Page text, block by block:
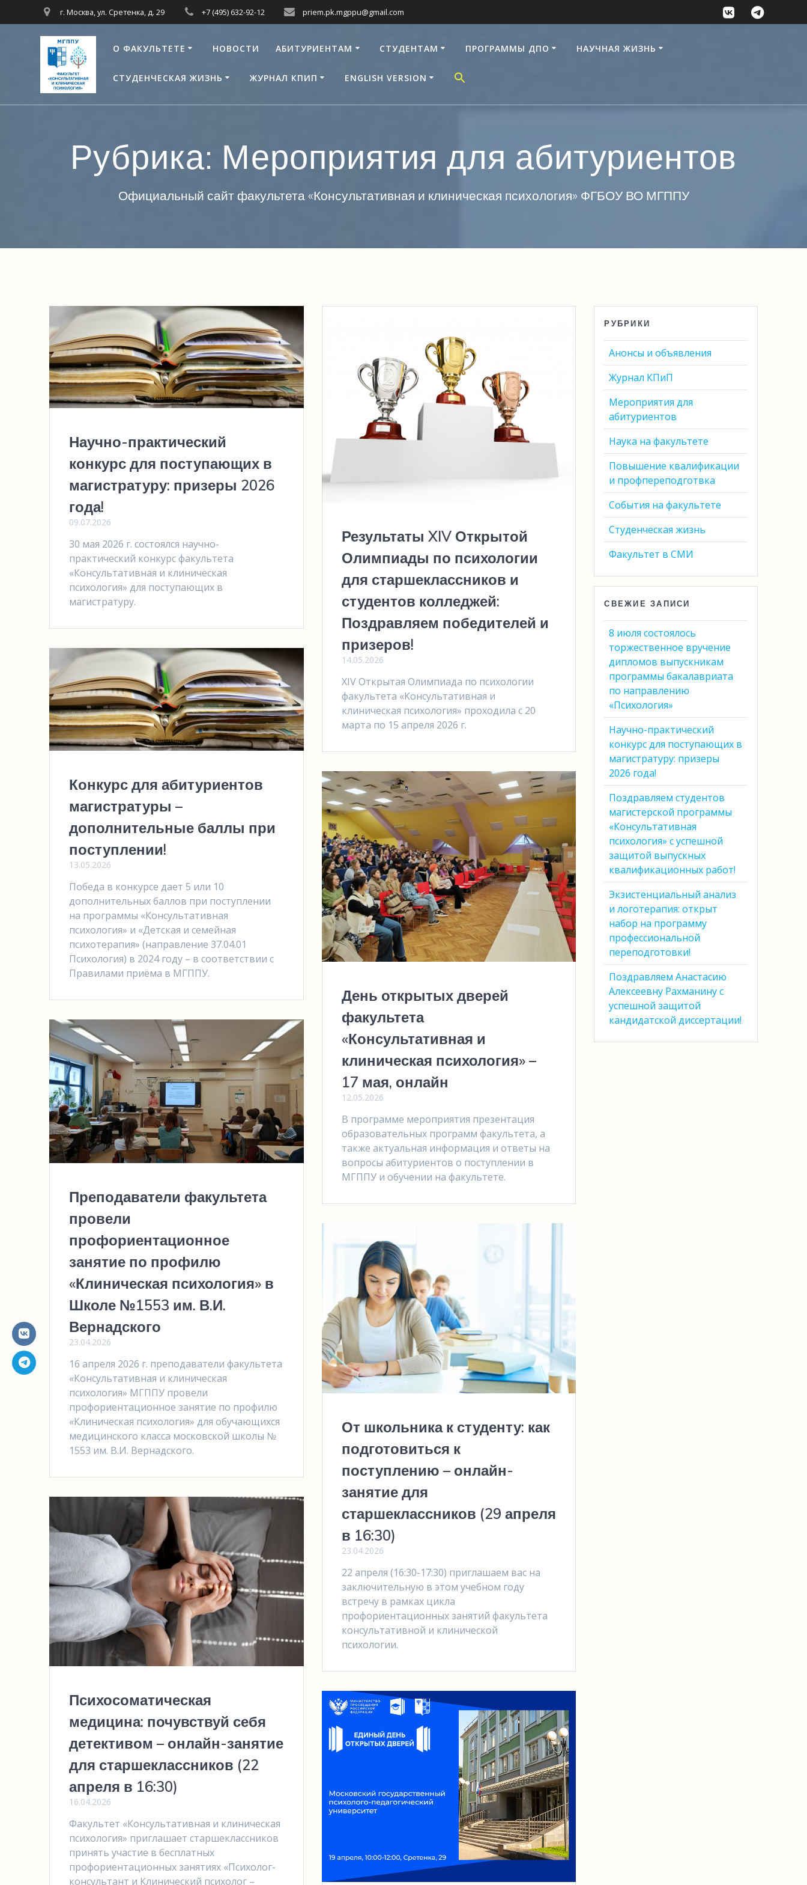
к
контенту
г. Москва, ул. Сретенка, д. 29 +7 (495) 632-92-12 priem.pk.mgppu@gmail.com
О ФАКУЛЬТЕТЕ НОВОСТИ АБИТУРИЕНТАМ СТУДЕНТАМ ПРОГРАММЫ ДПО НАУЧНАЯ ЖИЗНЬ
СТУДЕНЧЕСКАЯ ЖИЗНЬ ЖУРНАЛ КПИП ENGLISH VERSION
Рубрика: Мероприятия для абитуриентов
Официальный сайт факультета «Консультативная и клиническая психология» ФГБОУ ВО МГППУ
Научно-практический
конкурс для поступающих в
магистратуру: призеры 2026
года!
09.07.2026
30 мая 2026 г. состоялся научно-
практический конкурс факультета
«Консультативная и клиническая
психология» для поступающих в
магистратуру.
Результаты XIV Открытой
Олимпиады по психологии
для старшеклассников и
студентов колледжей:
Поздравляем победителей и
призеров!
14.05.2026
XIV Открытая Олимпиада по психологии
факультета «Консультативная и
клиническая психология» проходила с 20
марта по 15 апреля 2026 г.
Конкурс для абитуриентов
магистратуры –
дополнительные баллы при
поступлении!
13.05.2026
Победа в конкурсе дает 5 или 10
дополнительных баллов при поступлении
на программы «Консультативная
психология» и «Детская и семейная
психотерапия» (направление 37.04.01
Психология) в 2024 году – в соответствии с
Правилами приёма в МГППУ.
День открытых дверей
факультета
«Консультативная и
клиническая психология» –
17 мая, онлайн
12.05.2026
В программе мероприятия презентация
образовательных программ факультета, а
также актуальная информация и ответы на
вопросы абитуриентов о поступлении в
МГППУ и обучении на факультете.
Преподаватели факультета
провели
профориентационное
занятие по профилю
«Клиническая психология» в
Школе №1553 им. В.И.
Вернадского
23.04.2026
16 апреля 2026 г. преподаватели факультета
«Консультативная и клиническая
психология» МГППУ провели
профориентационное занятие по профилю
«Клиническая психология» для обучающихся
медицинского класса московской школы №
1553 им. В.И. Вернадского.
От школьника к студенту: как
подготовиться к
поступлению – онлайн-
занятие для
старшеклассников (29 апреля
в 16:30)
23.04.2026
22 апреля (16:30-17:30) приглашаем вас на
заключительную в этом учебном году
встречу в рамках цикла
профориентационных занятий факультета
консультативной и клинической
психологии.
Психосоматическая
медицина: почувствуй себя
детективом – онлайн-занятие
для старшеклассников (22
апреля в 16:30)
16.04.2026
Факультет «Консультативная и клиническая
психология» приглашает старшеклассников
принять участие в бесплатных
профориентационных занятиях «Психолог-
консультант и Клинический психолог –
РУБРИКИ
Анонсы и объявления
Журнал КПиП
Мероприятия для
абитуриентов
Наука на факультете
Повышение квалификации
и профпереподготвка
События на факультете
Студенческая жизнь
Факультет в СМИ
СВЕЖИЕ ЗАПИСИ
8 июля состоялось
торжественное вручение
дипломов выпускникам
программы бакалавриата
по направлению
«Психология»
Научно-практический
конкурс для поступающих в
магистратуру: призеры
2026 года!
Поздравляем студентов
магистерской программы
«Консультативная
психология» с успешной
защитой выпускных
квалификационных работ!
Экзистенциальный анализ
и логотерапия: открыт
набор на программу
профессиональной
переподготовки!
Поздравляем Анастасию
Алексеевну Рахманину с
успешной защитой
кандидатской диссертации!